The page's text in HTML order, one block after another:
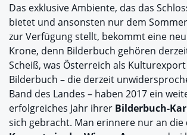
Das exklusive Ambiente, das das
bietet und ansonsten nur dem
zur Verfügung stellt, bekommt eine
Krone, denn Bilderbuch gehören
Scheiß, was Österreich als
Bilderbuch – die derzeit
Band des Landes – haben 2017 ein
erfolgreiches Jahr ihrer Bilderbuch-
sich gebracht. Man erinnere nur an die